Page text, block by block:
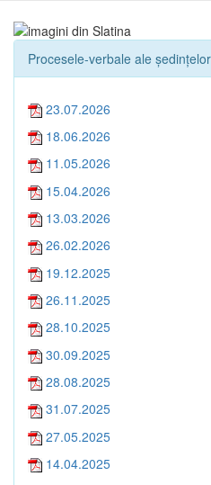
Procesele-verbale ale
23.07.2026
18.06.2026
11.05.2026
15.04.2026
13.03.2026
26.02.2026
19.12.2025
26.11.2025
28.10.2025
30.09.2025
28.08.2025
31.07.2025
27.05.2025
14.04.2025